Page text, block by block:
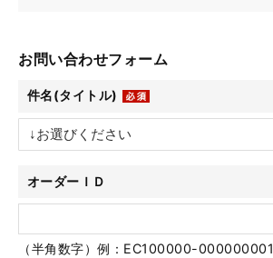
お問い合わせフォーム
件名(タイトル)
オーダーＩＤ
（半角数字）例：EC100000-000000001